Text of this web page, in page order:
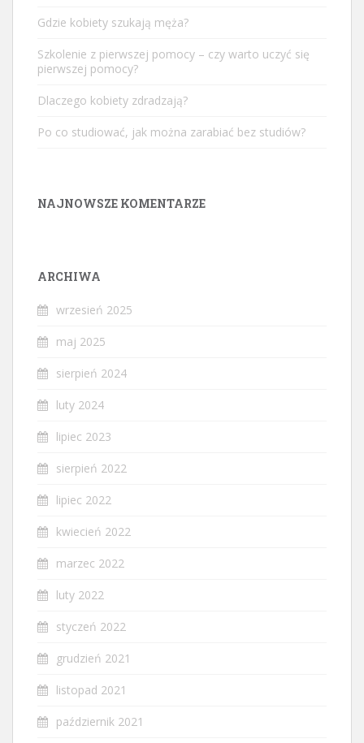
Gdzie kobiety szukają męża?
Szkolenie z pierwszej pomocy – czy warto uczyć się
pierwszej pomocy?
Dlaczego kobiety zdradzają?
Po co studiować, jak można zarabiać bez studiów?
NAJNOWSZE KOMENTARZE
ARCHIWA
wrzesień 2025
maj 2025
sierpień 2024
luty 2024
lipiec 2023
sierpień 2022
lipiec 2022
kwiecień 2022
marzec 2022
luty 2022
styczeń 2022
grudzień 2021
listopad 2021
październik 2021